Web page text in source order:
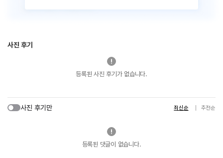
사진 후기
등록된 사진 후기가 없습니다.
사진 후기만 최신순 추천순
등록된 댓글이 없습니다.